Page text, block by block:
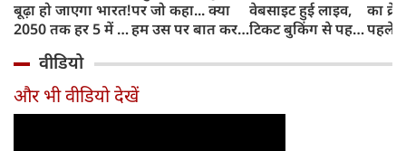
बूढ़ा हो जाएगा भारत!
2050 तक हर 5 में 1
साल से ज्यादा उम्र का
पर जो कहा... क्या
हम उस पर बात कर
वेबसाइट हुई लाइव,
टिकट बुकिंग से पहले
काम, जानें पूरा
का
पहले
और
वीडियो
और भी वीडियो देखें